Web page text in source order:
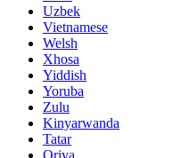
Uzbek
Vietnamese
Welsh
Xhosa
Yiddish
Yoruba
Zulu
Kinyarwanda
Tatar
Oriya